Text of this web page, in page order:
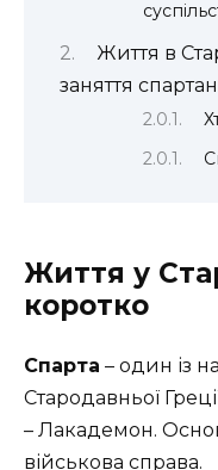
Життя в
заняття
Життя у
коротко
Спарта – один із
Стародавньої
– Лакадемон.
військова справа.